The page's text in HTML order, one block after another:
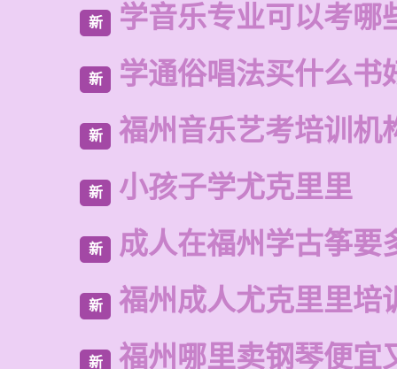
新 学音乐专业可以考哪
新 学通俗唱法买什么书
新 福州音乐艺考培训机
新 小孩子学尤克里里
新 成人在福州学古筝要
新 福州成人尤克里里培
新 福州哪里卖钢琴便宜